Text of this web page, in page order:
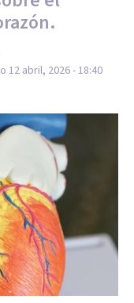
12 abril, 2026 - 18:40